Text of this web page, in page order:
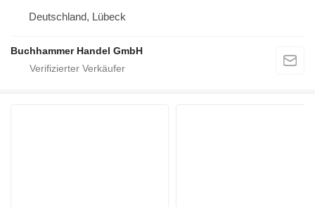
Deutschland, Lübeck
Buchhammer Handel GmbH